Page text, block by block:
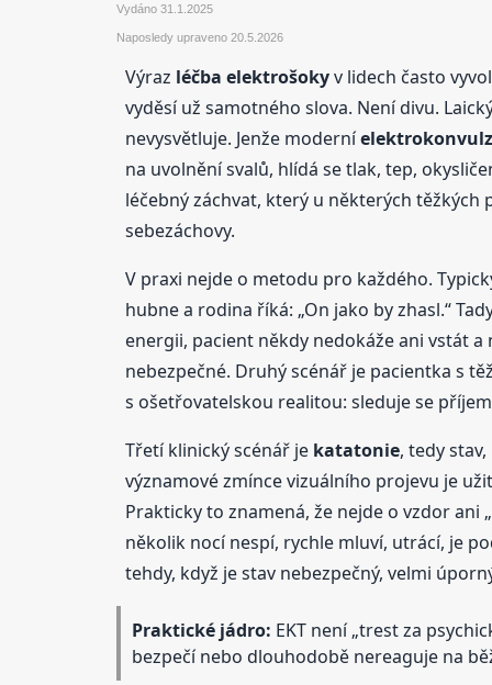
Vydáno 31.1.2025
Naposledy upraveno 20.5.2026
Výraz léčba elektrošokyv lidech často
vyděsí už samotného slova. Není divu.
nevysvětluje. Jenže moderní
na uvolnění svalů, hlídá se tlak, tep,
léčebný záchvat, který u některých
sebezáchovy.
V praxi nejde o metodu pro každého.
hubne a rodina říká: „On jako by zhasl.“
energii, pacient někdy nedokáže ani vstát
nebezpečné. Druhý scénář je pacientka s
s ošetřovatelskou realitou: sleduje se
Třetí klinický scénář je katatonie, tedy
významové zmínce vizuálního projevu je
Prakticky to znamená, že nejde o vzdor ani
několik nocí nespí, rychle mluví, utrácí, je
tehdy, když je stav nebezpečný, velmi
Praktické jádro: EKT není „trest za
bezpečí nebo dlouhodobě nereaguje na